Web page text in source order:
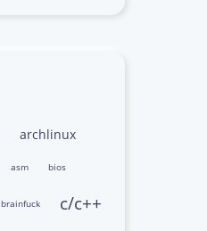
archlinux
asm bios
brainfuck c/c++